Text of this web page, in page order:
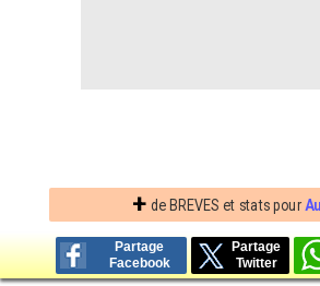
+ de BREVES et stats pour
Partage
Facebook
Partage
Twitter